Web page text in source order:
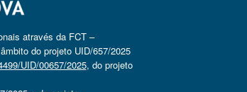
através da FCT –
do projeto UID/657/2025
UID/00657/2025, do projeto